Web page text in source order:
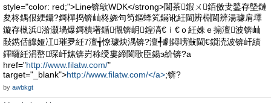
style="color: red;">Line锛歍WDK</strong>閫茶鍜ㄨ銆傚叏鍫存墍鏈
夋柊鍝佷綆鑷?鎶樿捣锛屾柊娆句笉鏂蜂笂鏋讹紝閫辨棩閫辨湯璩肩墿
鏇存槸浜湁灏堝爆鎶樻墸鍎儬锛岄鍠滈€ｉ€ｏ紝姝ｅ搧澶波锛屾
敮鎸佸皥娅冮璀夛紝7澶╅憭璩炴湡锛?澶╃劇鐞嗙敱閫€鎻涜波锛屽績
鍕曪紝涓嶅琛屽嫊锛岃稌绶婁締閬歌臣鍚э紒锛?a
href="http://www.filatw.com/"
target="_blank">http://www.filatw.com/</a>;锛?
by awbkgt